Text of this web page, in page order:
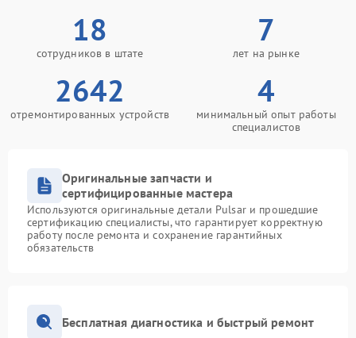
18
сотрудников в штате
7
лет на рынке
2642
отремонтированных устройств
4
минимальный опыт работы
специалистов
Оригинальные запчасти и
сертифицированные мастера
Используются оригинальные детали Pulsar и прошедшие
сертификацию специалисты, что гарантирует корректную
работу после ремонта и сохранение гарантийных
обязательств
Бесплатная диагностика и быстрый ремонт